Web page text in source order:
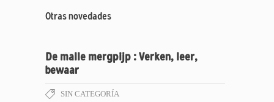
Otras novedades
De malle mergpijp : Verken, leer,
bewaar
SIN CATEGORÍA